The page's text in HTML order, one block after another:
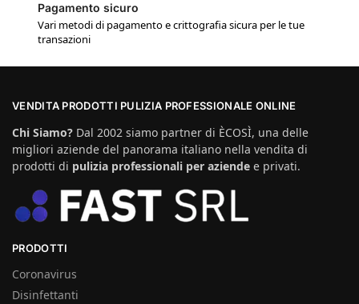
Pagamento sicuro
Vari metodi di pagamento e crittografia sicura per le tue
transazioni
VENDITA PRODOTTI PULIZIA PROFESSIONALE ONLINE
Chi Siamo? Dal 2002 siamo partner di ÈCOSÌ, una delle
migliori aziende del panorama italiano nella vendita di
prodotti di pulizia professionali per aziende e privati.
PRODOTTI
Coronavirus
Disinfettanti